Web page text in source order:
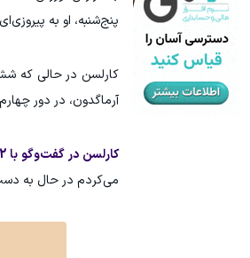
پنج‌شنبه، او به
آرماگدون، در دور
کارلسن در گفت‌وگو با TV2 گفت:
می‌کردم در حال به